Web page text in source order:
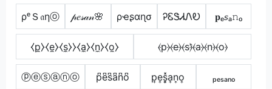
ρᵉＳ𝔞ηⓞ 𝓅𝑒𝓈𝒶𝓃🌸 ρҽʂαɳσ ᎮᏋᏕᏗᏁᎧ 𝐩ₑ𝘴ₐ𝚗ₒ
⧼p̼⧽⧼e̼⧽⧼s̼⧽⧽⧼a̼⧽⧼n̼⧽⧼o̼⧽ ⦑p⦒⦑e⦒⦑s⦒̂⦑a⦒⦑n⦒⦑o⦒
ⓟⓔⓢⓐⓝⓞ p͆e͆s͆a͆n͆o͆ p͎e͎s͎͓̽a͎n͎o͎ ₚₑₛₐₙₒ